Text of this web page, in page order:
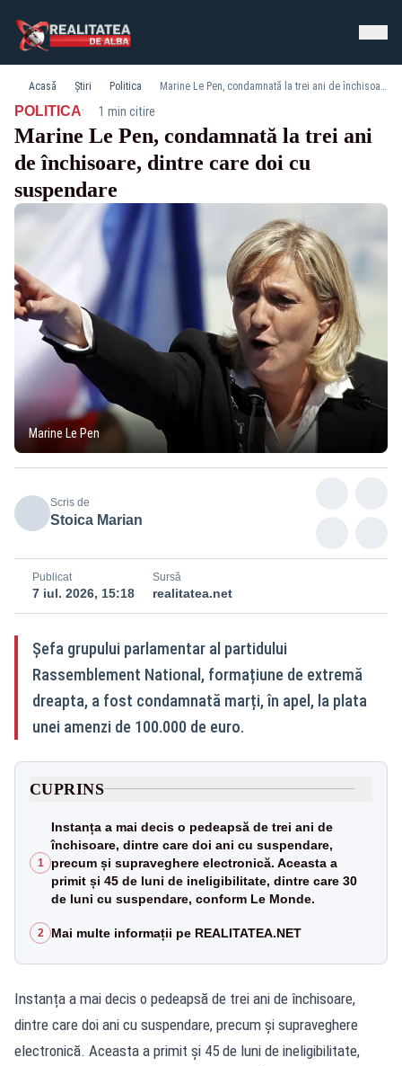
Acasă Știri Politica Marine Le Pen, condamnată la trei ani de închisoare, dintre care doi cu suspendare
POLITICA· 1 min citire
Marine Le Pen, condamnată la trei ani
de închisoare, dintre care doi cu
suspendare
Marine Le Pen
Scris de
Stoica Marian
Publicat
7 iul. 2026, 15:18
Sursă
realitatea.net
Șefa grupului parlamentar al partidului
Rassemblement National, formațiune de extremă
dreapta, a fost condamnată marți, în apel, la plata
unei amenzi de 100.000 de euro.
CUPRINS
1
Instanța a mai decis o pedeapsă de trei ani de
închisoare, dintre care doi ani cu suspendare,
precum și supraveghere electronică. Aceasta a
primit și 45 de luni de ineligibilitate, dintre care 30
de luni cu suspendare, conform Le Monde.
2 Mai multe informații pe REALITATEA.NET
Instanța a mai decis o pedeapsă de trei ani de închisoare,
dintre care doi ani cu suspendare, precum și supraveghere
electronică. Aceasta a primit și 45 de luni de ineligibilitate,